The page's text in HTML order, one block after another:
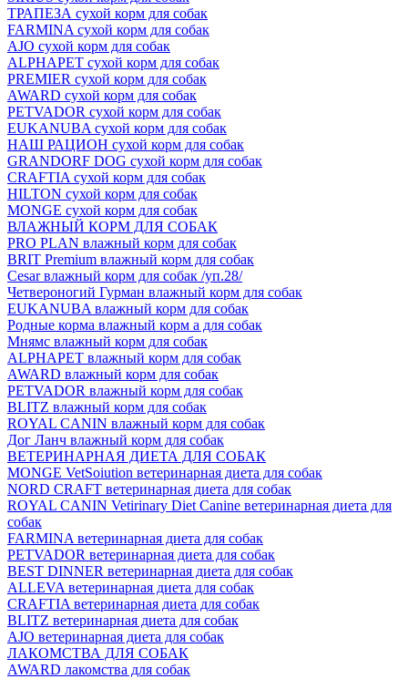
ТРАПЕЗА сухой корм для собак
FARMINA сухой корм для собак
AJO сухой корм для собак
ALPHAPET сухой корм для собак
PREMIER сухой корм для собак
AWARD сухой корм для собак
PETVADOR сухой корм для собак
EUKANUBA сухой корм для собак
НАШ РАЦИОН сухой корм для собак
GRANDORF DOG сухой корм для собак
CRAFTIA сухой корм для собак
HILTON сухой корм для собак
MONGE сухой корм для собак
ВЛАЖНЫЙ КОРМ ДЛЯ СОБАК
PRO PLAN влажный корм для собак
BRIT Premium влажный корм для собак
Cesar влажный корм для собак /уп.28/
Четвероногий Гурман влажный корм для собак
EUKANUBA влажный корм для собак
Родные корма влажный корм а для собак
Мнямс влажный корм для собак
ALPHAPET влажный корм для собак
AWARD влажный корм для собак
PETVADOR влажный корм для собак
BLITZ влажный корм для собак
ROYAL CANIN влажный корм для собак
Дог Ланч влажный корм для собак
ВЕТЕРИНАРНАЯ ДИЕТА ДЛЯ СОБАК
MONGE VetSoiution ветеринарная диета для собак
NORD CRAFT ветеринарная диета для собак
ROYAL CANIN Vetirinary Diet Canine ветеринарная диета для
собак
FARMINA ветеринарная диета для собак
PETVADOR ветеринарная диета для собак
BEST DINNER ветеринарная диета для собак
ALLEVA ветеринарная диета для собак
CRAFTIA ветеринарная диета для собак
BLITZ ветеринарная диета для собак
AJO ветеринарная диета для собак
ЛАКОМСТВА ДЛЯ СОБАК
AWARD лакомства для собак